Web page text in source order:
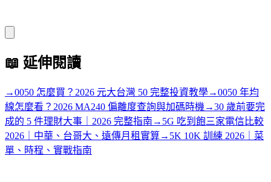
📖 延伸閱讀
→0050 怎麼買？2026 元大台灣 50 完整投資教學→0050 年均
線怎麼看？2026 MA240 偏離度查詢與加碼時機 →30 歲前要完
成的 5 件理財大事｜2026 完整指南 → 5G 吃到飽三家電信比較
2026｜中華、台哥大、遠傳月租實算→ 5K 10K 訓練 2026｜菜
單、時程、實戰指南